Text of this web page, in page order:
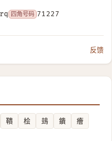
四角号码 71227
反馈
鞼 桧 䳏 鐀
癐